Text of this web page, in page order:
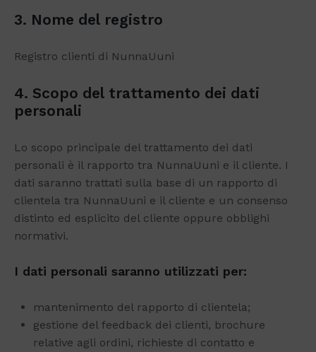
3. Nome del registro
Registro clienti di NunnaUuni
4. Scopo del trattamento dei dati
personali
Lo scopo principale del trattamento dei dati
personali è il rapporto tra NunnaUuni e il cliente. I
dati saranno trattati sulla base di un rapporto di
clientela tra NunnaUuni e il cliente e un consenso
distinto ed esplicito del cliente oppure obblighi
normativi.
I dati personali saranno utilizzati per:
mantenimento del rapporto di clientela;
gestione del feedback dei clienti, brochure
relative agli ordini, richieste di contatto e